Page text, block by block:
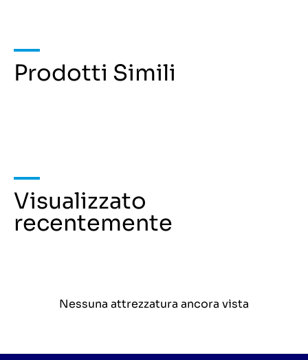
Prodotti Simili
Visualizzato
recentemente
Nessuna attrezzatura ancora vista